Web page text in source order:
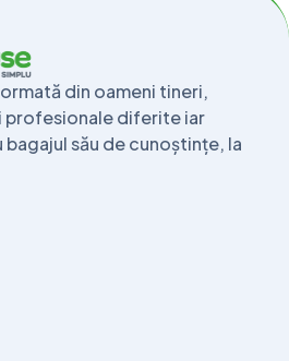
din oameni tineri,
profesionale diferite iar
său de cunoștințe, la